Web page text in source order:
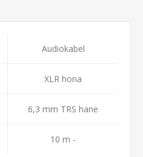
Audiokabel
XLR hona
6,3 mm TRS hane
10 m -